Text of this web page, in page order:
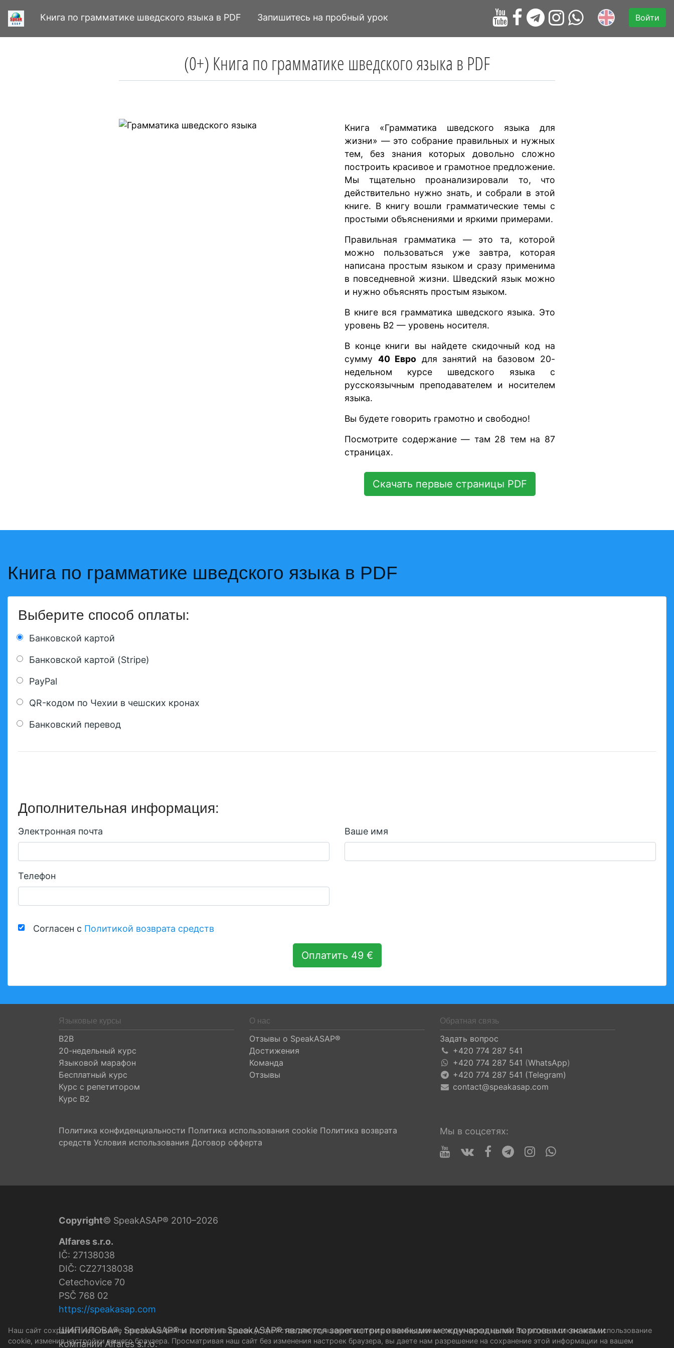
Книга по грамматике шведского языка в PDF Запишитесь на пробный урок Войти
(0+) Книга по грамматике шведского языка в PDF
Книга «Грамматика шведского языка для
жизни» — это собрание правильных и нужных
тем, без знания которых довольно сложно
построить красивое и грамотное предложение.
Мы тщательно проанализировали то, что
действительно нужно знать, и собрали в этой
книге. В книгу вошли грамматические темы с
простыми объяснениями и яркими примерами.
Правильная грамматика — это та, которой
можно пользоваться уже завтра, которая
написана простым языком и сразу применима
в повседневной жизни. Шведский язык можно
и нужно объяснять простым языком.
В книге вся грамматика шведского языка. Это
уровень В2 — уровень носителя.
В конце книги вы найдете скидочный код на
сумму 40 Евро для занятий на базовом 20-
недельном курсе шведского языка с
русскоязычным преподавателем и носителем
языка.
Вы будете говорить грамотно и свободно!
Посмотрите содержание — там 28 тем на 87
страницах.
Скачать первые страницы PDF
Книга по грамматике шведского языка в PDF
Выберите способ оплаты:
Банковской картой
Банковской картой (Stripe)
PayPal
QR-кодом по Чехии в чешских кронах
Банковский перевод
Дополнительная информация:
Электронная почта Ваше имя
Телефон
Согласен с Политикой возврата средств
Оплатить 49 €
Языковые курсы
B2B
20-недельный курс
Языковой марафон
Бесплатный курс
Курс с репетитором
Курс B2
О нас
Отзывы о SpeakASAP®
Достижения
Команда
Отзывы
Обратная связь
Задать вопрос
+420 774 287 541
+420 774 287 541 (WhatsApp)
+420 774 287 541 (Telegram)
contact@speakasap.com
Политика конфиденциальности Политика использования cookie Политика возврата
средств Условия использования Договор офферта
Мы в соцсетях:
Copyright© SpeakASAP® 2010–2026
Alfares s.r.o.
IČ: 27138038
DIČ: CZ27138038
Cetechovice 70
PSČ 768 02
https://speakasap.com
ШИПИЛОВА®, SpeakASAP® и логотип SpeakASAP® являются зарегистрированными международными торговыми знаками
компании Alfares s.r.o.
Наш сайт сохраняет небольшие текстовые файлы (cookie) на вашем устройстве для улучшения контента и необходимых технических целей. Вы можете отключить использование
cookie, изменив настройки вашего браузера. Просматривая наш сайт без изменения настроек браузера, вы даете нам разрешение на сохранение этой информации на вашем